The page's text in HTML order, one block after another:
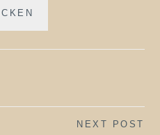
NEXT POST